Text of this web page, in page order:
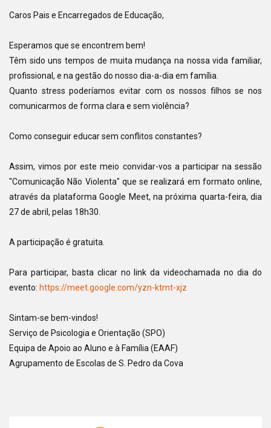
Caros Pais e Encarregados de Educação,
Esperamos que se encontrem bem!
Têm sido uns tempos de muita mudança na nossa vida familiar,
profissional, e na gestão do nosso dia-a-dia em família.
Quanto stress poderíamos evitar com os nossos filhos se nos
comunicarmos de forma clara e sem violência?
Como conseguir educar sem conflitos constantes?
Assim, vimos por este meio convidar-vos a participar na sessão
"Comunicação Não Violenta" que se realizará em formato online,
através da plataforma Google Meet, na próxima quarta-feira, dia
27 de abril, pelas 18h30.
A participação é gratuita.
Para participar, basta clicar no link da videochamada no dia do
evento: https://meet.google.com/yzn-ktmt-xjz
Sintam-se bem-vindos!
Serviço de Psicologia e Orientação (SPO)
Equipa de Apoio ao Aluno e à Família (EAAF)
Agrupamento de Escolas de S. Pedro da Cova